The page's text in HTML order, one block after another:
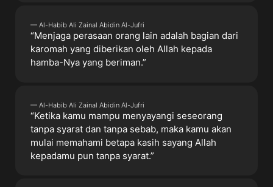
— Al-Habib Ali Zainal Abidin Al-Jufri
“Menjaga perasaan orang lain adalah bagian dari
karomah yang diberikan oleh Allah kepada
hamba-Nya yang beriman.”
— Al-Habib Ali Zainal Abidin Al-Jufri
“Ketika kamu mampu menyayangi seseorang
tanpa syarat dan tanpa sebab, maka kamu akan
mulai memahami betapa kasih sayang Allah
kepadamu pun tanpa syarat.”